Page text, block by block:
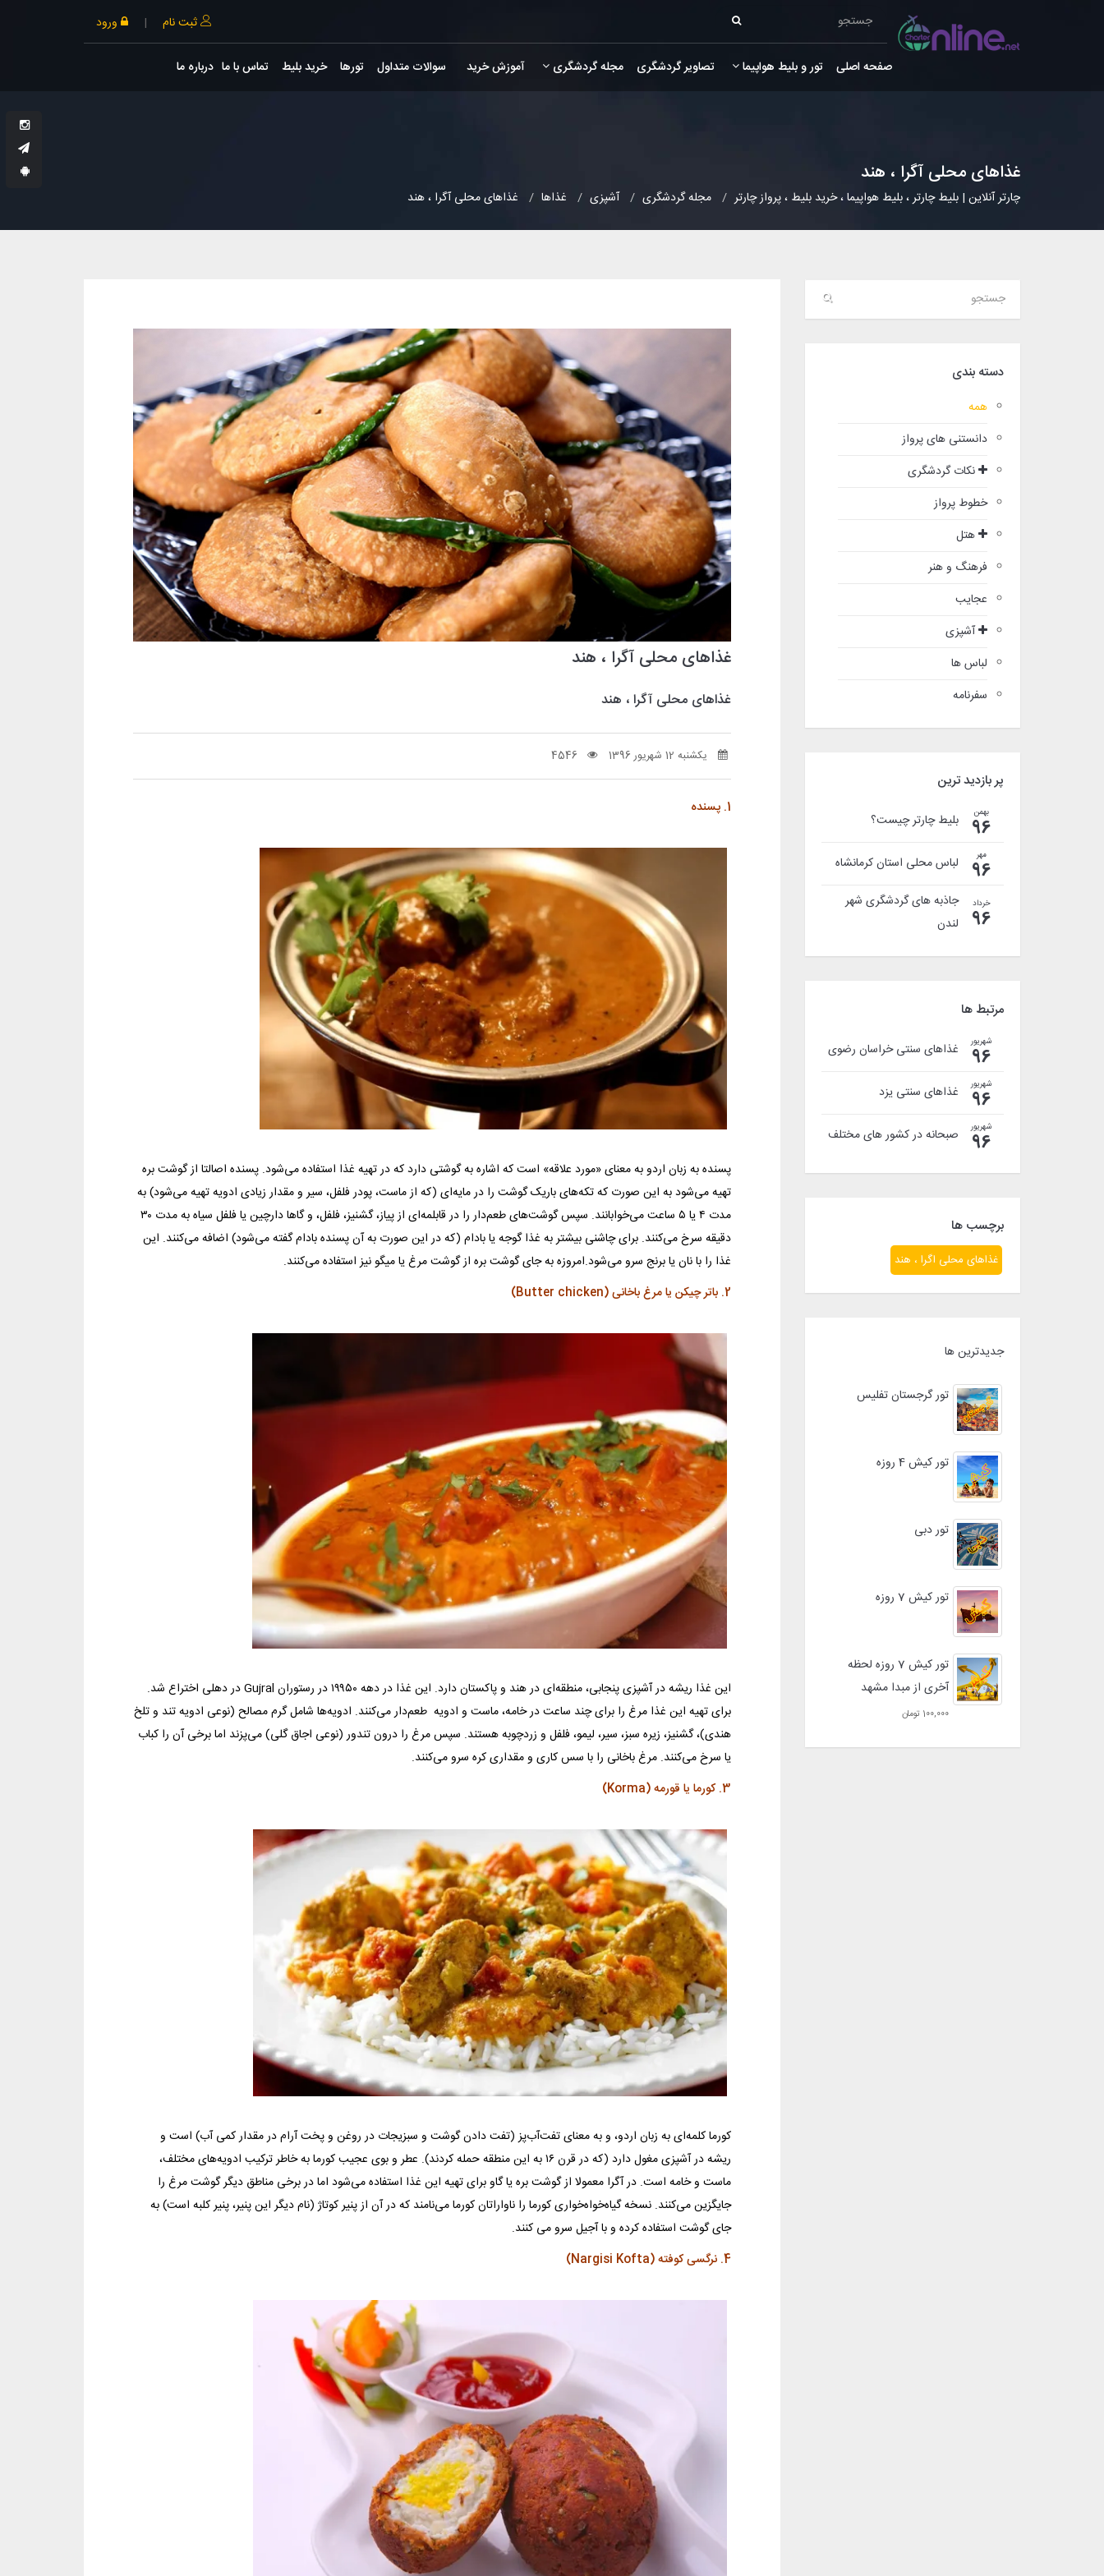
ثبت نام | ورود
صفحه اصلی تور و بلیط هواپیما تصاویر گردشگری مجله گردشگری آموزش خرید سوالات متداول تورها خرید بلیط تماس با ما درباره ما
غذاهای محلی آگرا ، هند
چارتر آنلاین | بلیط چارتر ، بلیط هواپیما ، خرید بلیط ، پرواز چارتر مجله گردشگری آشپزی غذاها غذاهای محلی آگرا ، هند
دسته بندی
همه
دانستنی های پرواز
نکات گردشگری
خطوط پرواز
هتل
فرهنگ و هنر
عجایب
آشپزی
لباس ها
سفرنامه
پر بازدید ترین
بهمن
96 بلیط چارتر چیست؟
مهر
96 لباس محلی استان کرمانشاه
خرداد
96
جاذبه های گردشگری شهر
لندن
مرتبط ها
شهریور
96 غذاهای سنتی خراسان رضوی
شهریور
96 غذاهای سنتی یزد
شهریور
96 صبحانه در کشور های مختلف
برچسب ها
غذاهای محلی اگرا ، هند
جدیدترین ها
تور گرجستان تفلیس
تور کیش 4 روزه
تور دبی
تور کیش 7 روزه
تور کیش 7 روزه لحظه
آخری از مبدا مشهد
100,000 تومان
غذاهای محلی آگرا ، هند
غذاهای محلی آگرا ، هند
یکشنبه 12 شهریور 1396 4546
1. پسنده
پسنده به زبان اردو به معنای «مورد علاقه» است که اشاره به گوشتی دارد که در تهیه غذا استفاده می‌شود. پسنده اصالتا از گوشت بره
تهیه می‌شود به این صورت که تکه‌های باریک گوشت را در مایه‌ای (که از ماست، پودر فلفل، سیر و مقدار زیادی ادویه تهیه می‌شود) به
مدت ۴ یا ۵ ساعت می‌خوابانند. سپس گوشت‌های طعم‌دار را در قابلمه‌ای از پیاز، گشنیز، فلفل، و گاها دارچین یا فلفل سیاه به مدت ۳۰
دقیقه سرخ می‌کنند. برای چاشنی بیشتر به غذا گوجه یا بادام (که در این صورت به آن پسنده بادام گفته می‌شود) اضافه می‌کنند. این
غذا را با نان یا برنج سرو می‌شود.امروزه به جای گوشت بره از گوشت مرغ یا میگو نیز استفاده می‌کنند.
2. باتر چیکن یا مرغ باخانی (Butter chicken)
این غذا ریشه در آشپزی پنجابی، منطقه‌ای درهند وپاکستاندارد. این غذا در دهه ۱۹۹۵۰ در رستوران Gujral در دهلی اختراع شد.
برای تهیه این غذا مرغ را برای چند ساعت در خامه، ماست و ادویه طعم‌دار می‌کنند. ادویه‌ها شامل گرم مصالح (نوعی ادویه تند و تلخ
هندی)، گشنیز، زیره سبز، سیر، لیمو، فلفل و زردچوبه هستند. سپس مرغ را درون تندور (نوعی اجاق گلی) می‌پزند اما برخی آن را کباب
یا سرخ می‌کنند. مرغ باخانی را با سس کاری و مقداری کره سرو می‌کنند.
3. کورما یا قورمه (Korma)
کورما کلمه‌ای به زبان اردو، و به معنای تفت‌آب‌پز (تفت دادن گوشت و سبزیجات در روغن و پخت آرام در مقدار کمی آب) است و
ریشه در آشپزی مغول دارد (که در قرن ۱۶ به این منطقه حمله کردند). عطر و بوی عجیب کورما به خاطر ترکیب ادویه‌های مختلف،
ماست و خامه است. در آگرا معمولا از گوشت بره یا گاو برای تهیه این غذا استفاده می‌شود اما در برخی مناطق دیگر گوشت مرغ را
جایگزین می‌کنند. نسخه گیاه‌خواه‌خواری کورما را ناواراتان کورما می‌نامند که در آن از پنیر کوتاژ (نام دیگر این پنیر، پنیر کلبه است) به
جای گوشت استفاده کرده و با آجیل سرو می کنند.
4. نرگسی کوفته (Nargisi Kofta)